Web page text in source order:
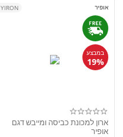
אופיר
במבצע
19%
YIRON
ארון למכונת כביסה ומייבש דגם
אופיר